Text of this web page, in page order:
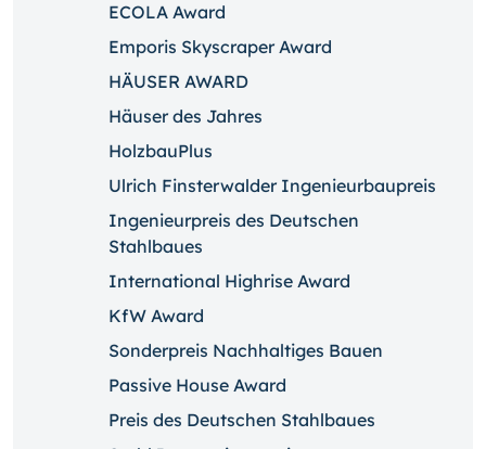
ECOLA Award
Emporis Skyscraper Award
HÄUSER AWARD
Häuser des Jahres
HolzbauPlus
Ulrich Finsterwalder Ingenieurbaupreis
Ingenieurpreis des Deutschen
Stahlbaues
International Highrise Award
KfW Award
Sonderpreis Nachhaltiges Bauen
Passive House Award
Preis des Deutschen Stahlbaues